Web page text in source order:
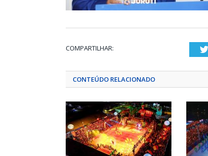
COMPARTILHAR:
CONTEÚDO RELACIONADO